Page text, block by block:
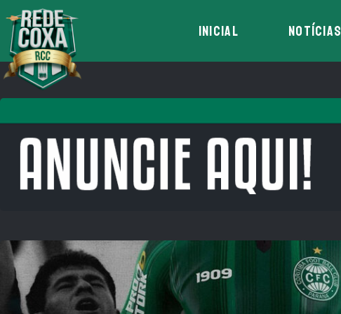
INICIAL NOTÍCIAS